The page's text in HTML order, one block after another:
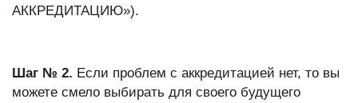
АККРЕДИТАЦИЮ»).
Шаг № 2. Если проблем с аккредитацией нет, то вы
можете смело выбирать для своего будущего